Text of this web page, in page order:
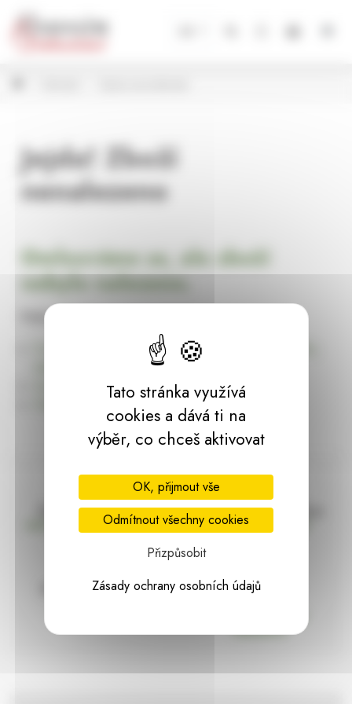
Jejda! Zboží
nenalezeno
Omlouváme se, ale zboží
nebylo nalezeno.
Pokračujte na
Úvodní stránku Dekorace, bytové a zahradní doplňky,
dárky | HARASIM.info
Doprava zdarma
nad 2000 Kč bez DPH
Vše máme skladem
Ihned k odeslání
97% hodnocení Zásilka pod
Panel pro správu cookies
Tato stránka využívá
cookies a dává ti na
výběr, co chceš aktivovat
OK, přijmout vše
Odmítnout všechny cookies
Přizpůsobit
Zásady ochrany osobních údajů